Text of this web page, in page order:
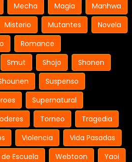
Mecha Magia
Manhwa
Misterio Mutantes
Novela
Romance
Smut Shojo
Shonen
Suspenso
Supernatural
Torneo
Tragedia
Violencia
Vida Pasadas
Escuela Webtoon
Yaoi